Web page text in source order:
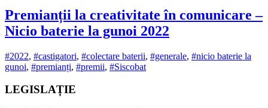
Premianții la creativitate în comunicare –
Nicio baterie la gunoi 2022
#2022, #castigatori, #colectare baterii, #generale, #nicio baterie la
gunoi, #premianți, #premii, #Siscobat
LEGISLAȚIE